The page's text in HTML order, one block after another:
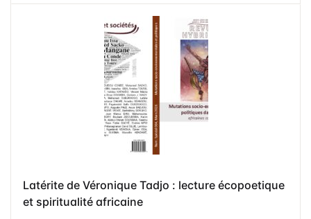
Latérite de Véronique Tadjo : lecture écopoetique
et spiritualité africaine